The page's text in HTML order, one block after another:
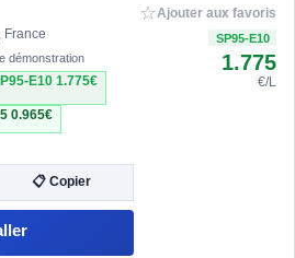
France
démonstration
E10 1.775€
0.965€
📋 Copier
☆Ajouter aux favoris
SP95-E10
1.775
€/L